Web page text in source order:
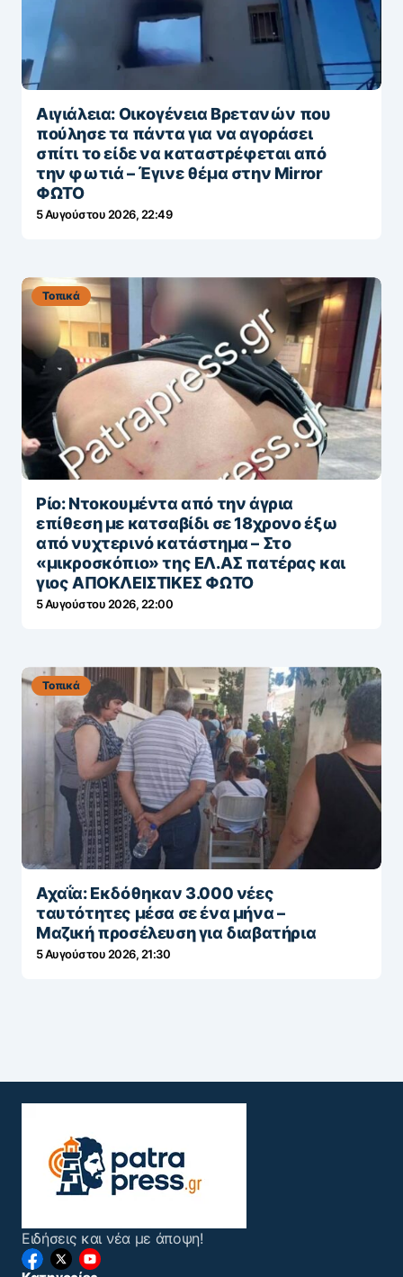
Αιγιάλεια: Οικογένεια Βρετανών που
πούλησε τα πάντα για να αγοράσει
σπίτι το είδε να καταστρέφεται από
την φωτιά – Έγινε θέμα στην Mirror
ΦΩΤΟ
5 Αυγούστου 2026, 22:49
Τοπικά
Ρίο: Ντοκουμέντα από την άγρια
επίθεση με κατσαβίδι σε 18χρονο έξω
από νυχτερινό κατάστημα – Στο
«μικροσκόπιο» της ΕΛ.ΑΣ πατέρας και
γιος ΑΠΟΚΛΕΙΣΤΙΚΕΣ ΦΩΤΟ
5 Αυγούστου 2026, 22:00
Τοπικά
Αχαΐα: Εκδόθηκαν 3.000 νέες
ταυτότητες μέσα σε ένα μήνα –
Μαζική προσέλευση για διαβατήρια
5 Αυγούστου 2026, 21:30
Ειδήσεις και νέα με άποψη!